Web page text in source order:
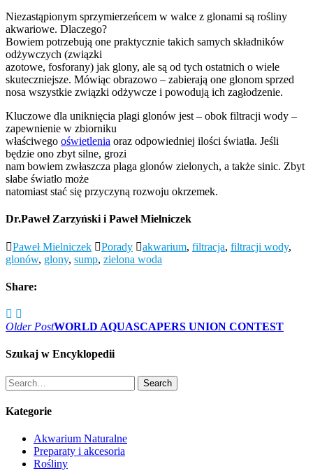
Niezastąpionym sprzymierzeńcem w walce z glonami są rośliny
akwariowe. Dlaczego?
Bowiem potrzebują one praktycznie takich samych składników
odżywczych (związki
azotowe, fosforany) jak glony, ale są od tych ostatnich o wiele
skuteczniejsze. Mówiąc obrazowo – zabierają one glonom sprzed
nosa wszystkie związki odżywcze i powodują ich zagłodzenie.
Kluczowe dla uniknięcia plagi glonów jest – obok filtracji wody –
zapewnienie w zbiorniku
właściwego oświetlenia oraz odpowiedniej ilości światła. Jeśli
będzie ono zbyt silne, grozi
nam bowiem zwłaszcza plaga glonów zielonych, a także sinic. Zbyt
słabe światło może
natomiast stać się przyczyną rozwoju okrzemek.
Dr.Paweł Zarzyński i Paweł Mielniczek
Paweł Mielniczek Porady akwarium, filtracja, filtracji wody,
glonów, glony, sump, zielona woda
Share:
Nawigacja
wpisu
Older PostWORLD AQUASCAPERS UNION CONTEST
Szukaj w Encyklopedii
Search Search
Kategorie
Akwarium Naturalne
Preparaty i akcesoria
Rośliny